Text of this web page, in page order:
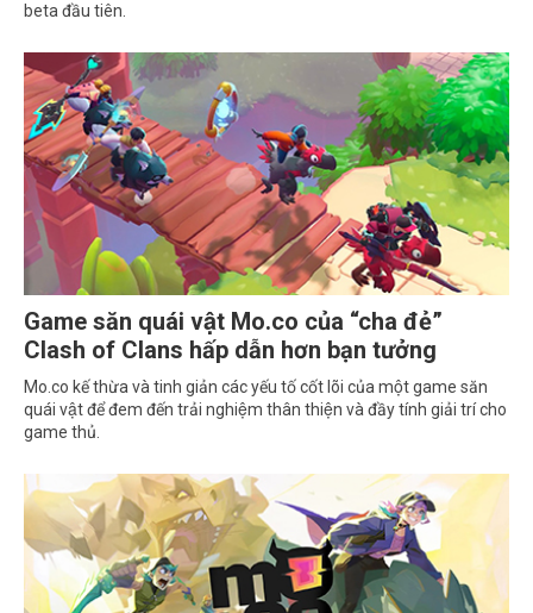
beta đầu tiên.
Game săn quái vật Mo.co của “cha đẻ”
Clash of Clans hấp dẫn hơn bạn tưởng
Mo.co kế thừa và tinh giản các yếu tố cốt lõi của một game săn
quái vật để đem đến trải nghiệm thân thiện và đầy tính giải trí cho
game thủ.